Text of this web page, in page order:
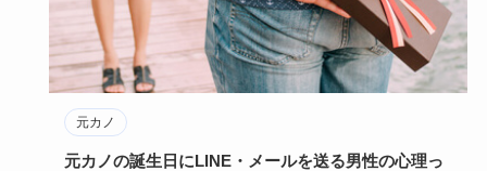
元カノ
元カノの誕生日にLINE・メールを送る男性の心理っ